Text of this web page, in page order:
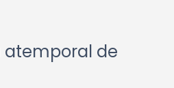
atemporal de